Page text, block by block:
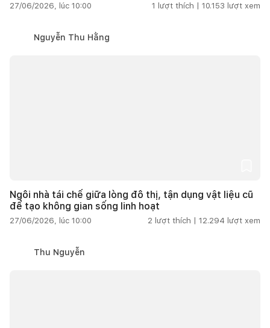
27/06/2026, lúc 10:00 1 lượt thích | 10.153 lượt xem
Nguyễn Thu Hằng
Ngôi nhà tái chế giữa lòng đô thị, tận dụng vật liệu cũ
để tạo không gian sống linh hoạt
27/06/2026, lúc 10:00 2 lượt thích | 12.294 lượt xem
Thu Nguyễn